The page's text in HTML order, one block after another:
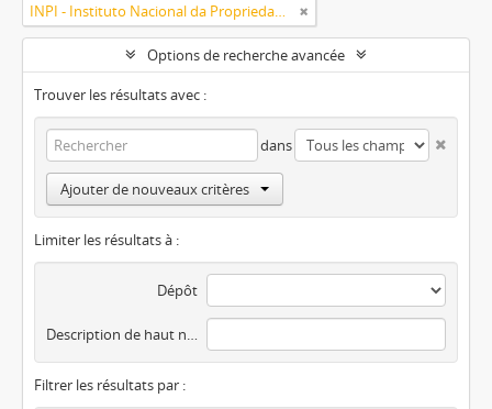
INPI - Instituto Nacional da Propriedade Industrial
Options de recherche avancée
Trouver les résultats avec :
dans
Ajouter de nouveaux critères
Limiter les résultats à :
Dépôt
Description de haut niveau
Filtrer les résultats par :